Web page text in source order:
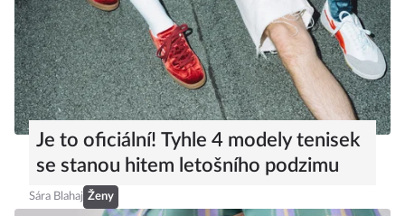
Je to oficiální! Tyhle 4 modely tenisek
se stanou hitem letošního podzimu
Sára Blahaj Ženy